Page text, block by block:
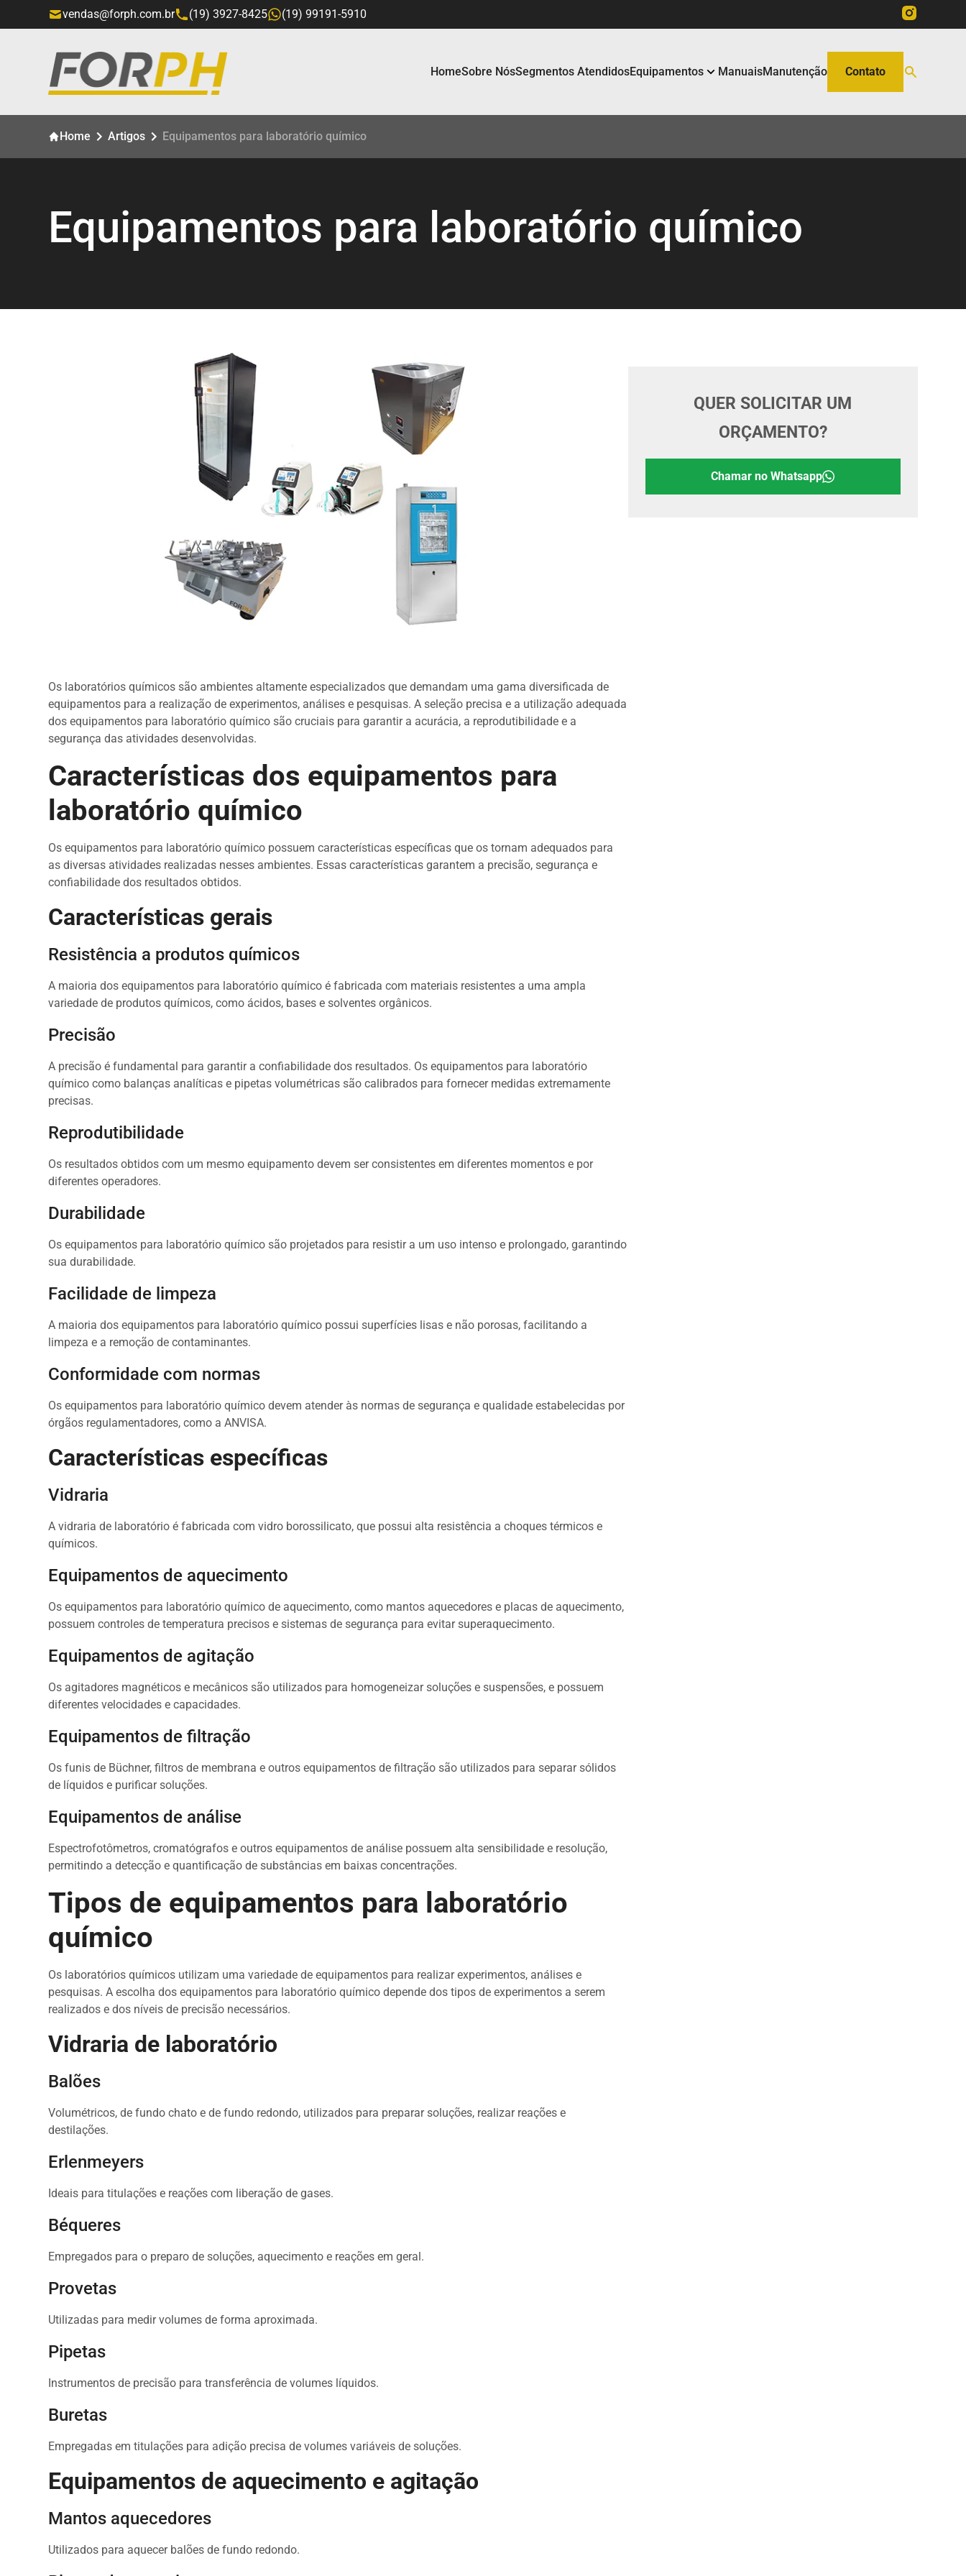
vendas@forph.com.br (19) 3927-8425 (19) 99191-5910
HomeSobre NósSegmentos AtendidosEquipamentos ManuaisManutenção Contato
Home Artigos Equipamentos para laboratório químico
Equipamentos para laboratório químico
Os laboratórios químicos são ambientes altamente especializados que demandam uma gama diversificada de
equipamentos para a realização de experimentos, análises e pesquisas. A seleção precisa e a utilização adequada
dos equipamentos para laboratório químico são cruciais para garantir a acurácia, a reprodutibilidade e a
segurança das atividades desenvolvidas.
Características dos equipamentos para
laboratório químico
Os equipamentos para laboratório químico possuem características específicas que os tornam adequados para
as diversas atividades realizadas nesses ambientes. Essas características garantem a precisão, segurança e
confiabilidade dos resultados obtidos.
Características gerais
Resistência a produtos químicos
A maioria dos equipamentos para laboratório químico é fabricada com materiais resistentes a uma ampla
variedade de produtos químicos, como ácidos, bases e solventes orgânicos.
Precisão
A precisão é fundamental para garantir a confiabilidade dos resultados. Os equipamentos para laboratório
químico como balanças analíticas e pipetas volumétricas são calibrados para fornecer medidas extremamente
precisas.
Reprodutibilidade
Os resultados obtidos com um mesmo equipamento devem ser consistentes em diferentes momentos e por
diferentes operadores.
Durabilidade
Os equipamentos para laboratório químico são projetados para resistir a um uso intenso e prolongado, garantindo
sua durabilidade.
Facilidade de limpeza
A maioria dos equipamentos para laboratório químico possui superfícies lisas e não porosas, facilitando a
limpeza e a remoção de contaminantes.
Conformidade com normas
Os equipamentos para laboratório químico devem atender às normas de segurança e qualidade estabelecidas por
órgãos regulamentadores, como a ANVISA.
Características específicas
Vidraria
A vidraria de laboratório é fabricada com vidro borossilicato, que possui alta resistência a choques térmicos e
químicos.
Equipamentos de aquecimento
Os equipamentos para laboratório químico de aquecimento, como mantos aquecedores e placas de aquecimento,
possuem controles de temperatura precisos e sistemas de segurança para evitar superaquecimento.
Equipamentos de agitação
Os agitadores magnéticos e mecânicos são utilizados para homogeneizar soluções e suspensões, e possuem
diferentes velocidades e capacidades.
Equipamentos de filtração
Os funis de Büchner, filtros de membrana e outros equipamentos de filtração são utilizados para separar sólidos
de líquidos e purificar soluções.
Equipamentos de análise
Espectrofotômetros, cromatógrafos e outros equipamentos de análise possuem alta sensibilidade e resolução,
permitindo a detecção e quantificação de substâncias em baixas concentrações.
Tipos de equipamentos para laboratório
químico
Os laboratórios químicos utilizam uma variedade de equipamentos para realizar experimentos, análises e
pesquisas. A escolha dos equipamentos para laboratório químico depende dos tipos de experimentos a serem
realizados e dos níveis de precisão necessários.
Vidraria de laboratório
Balões
Volumétricos, de fundo chato e de fundo redondo, utilizados para preparar soluções, realizar reações e
destilações.
Erlenmeyers
Ideais para titulações e reações com liberação de gases.
Béqueres
Empregados para o preparo de soluções, aquecimento e reações em geral.
Provetas
Utilizadas para medir volumes de forma aproximada.
Pipetas
Instrumentos de precisão para transferência de volumes líquidos.
Buretas
Empregadas em titulações para adição precisa de volumes variáveis de soluções.
Equipamentos de aquecimento e agitação
Mantos aquecedores
Utilizados para aquecer balões de fundo redondo.
QUER SOLICITAR UM
ORÇAMENTO?
Chamar no Whatsapp